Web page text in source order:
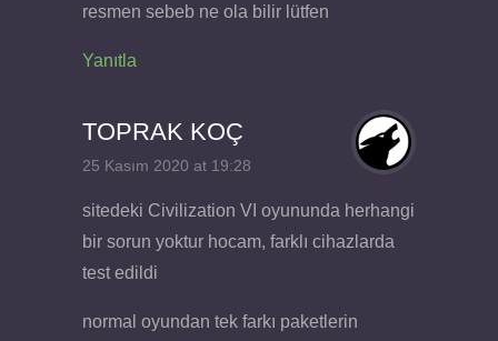
resmen sebeb ne ola bilir lütfen
Yanıtla
TOPRAK KOÇ
25 Kasım 2020 at 19:28
sitedeki Civilization VI oyununda herhangi
bir sorun yoktur hocam, farklı cihazlarda
test edildi
normal oyundan tek farkı paketlerin